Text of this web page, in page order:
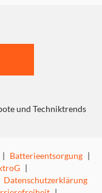
und Techniktrends
| Batterieentsorgung |
|
Datenschutzerklärung